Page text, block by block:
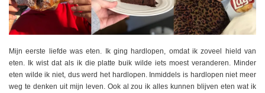
Mijn eerste liefde was eten. Ik ging hardlopen, omdat ik zoveel hield van
eten. Ik wist dat als ik die platte buik wilde iets moest veranderen. Minder
eten wilde ik niet, dus werd het hardlopen. Inmiddels is hardlopen niet meer
weg te denken uit mijn leven. Ook al zou ik alles kunnen blijven eten wat ik